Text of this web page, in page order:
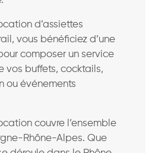
d’assiettes
vous bénéficiez d’une
composer un service
vos buffets, cocktails,
ou événements
couvre l’ensemble
Rhône-Alpes. Que